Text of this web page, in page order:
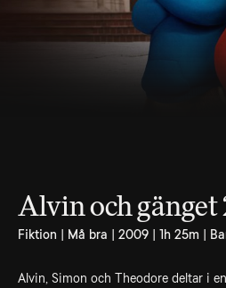
Alvin och gänget
Fiktion | Må bra | 2009 | 1h 25m |
Alvin, Simon och Theodore deltar i